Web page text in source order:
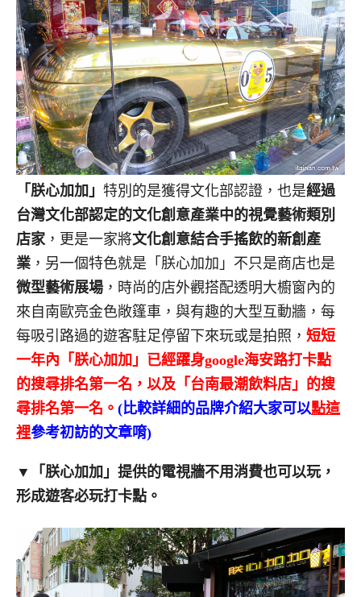
「朕心加加」 特別的是獲得文化部認證，也是經過
台灣文化部認定的文化創意產業中的視覺藝術類別
店家，更是一家將文化創意結合手搖飲的新創產
業 ，另一個特色就是「朕心加加」不只是商店也是
微型藝術展場 ，時尚的店外觀搭配透明大櫥窗內的
來自南歐亮金色敞篷車，與有趣的大型互動牆，每
每吸引路過的遊客駐足停留下來玩或是拍照， 短短
一年內「朕心加加」已經躍身google海安路打卡點
的搜尋排名第一名，以及「台南最潮飲料店」的搜
尋排名第一名。 (比較詳細的品牌介紹大家可以點這
裡參考初訪的文章唷)
▼
「朕心加加」提供的電視牆不用消費也可以玩，
形成遊客必玩打卡點。